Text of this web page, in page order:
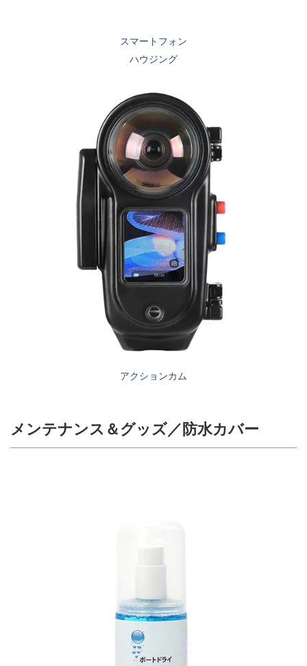
スマートフォン
ハウジング
アクションカム
メンテナンス＆グッズ／防水カバー